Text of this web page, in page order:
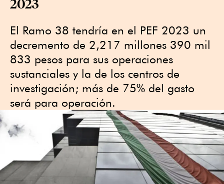
El Ramo 38 tendría en el PEF 2023 un
decremento de 2,217 millones 390 mil
833 pesos para sus operaciones
sustanciales y la de los centros de
investigación; más de 75% del gasto
será para operación.